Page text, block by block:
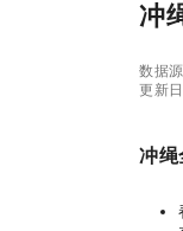
冲
数据
更新
冲绳